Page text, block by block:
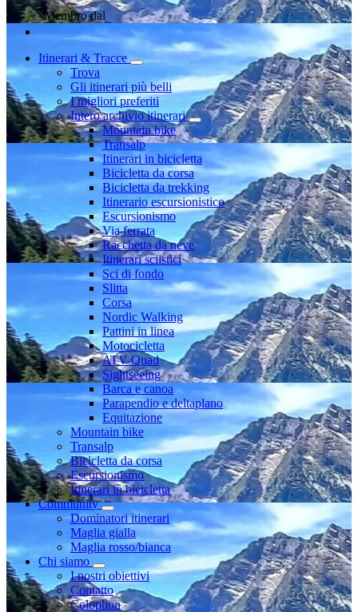
Membro dal
Itinerari & Tracce
Trova
Gli itinerari più belli
I migliori preferiti
Intero archivio itinerari
Mountain bike
Transalp
Itinerari in bicicletta
Bicicletta da corsa
Bicicletta da trekking
Itinerario escursionistico
Escursionismo
Via ferrata
Racchetta da neve
Itinerari sciistici
Sci di fondo
Slitta
Corsa
Nordic Walking
Pattini in linea
Motocicletta
ATV-Quad
Sightseeing
Barca e canoa
Parapendio e deltaplano
Equitazione
Mountain bike
Transalp
Bicicletta da corsa
Escursionismo
Itinerari in bicicletta
Community
Dominatori itinerari
Maglia gialla
Maglia rosso/bianca
Chi siamo
I nostri obiettivi
Contatto
Colophon